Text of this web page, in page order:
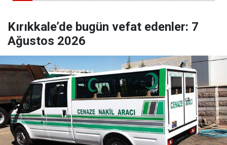
Kırıkkale’de bugün vefat edenler: 7
Ağustos 2026